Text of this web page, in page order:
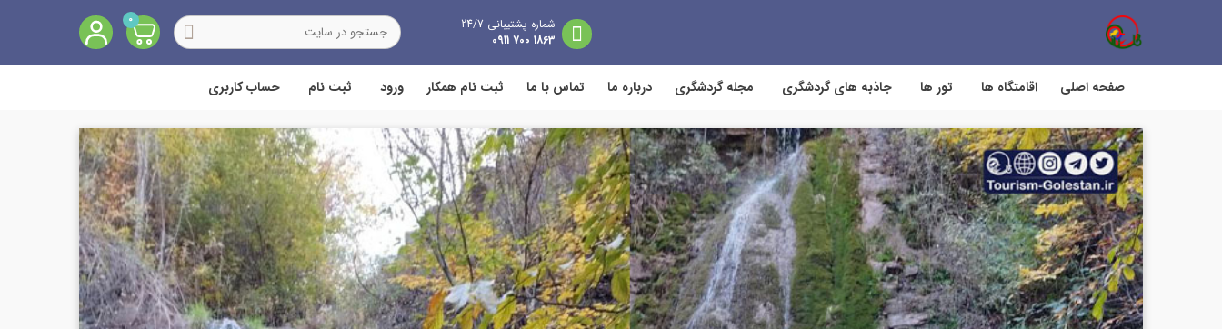
شماره پشتیبانی 24/7
1863 700 0911
0
صفحه اصلی اقامتگاه ها تور ها جاذبه های گردشگری مجله گردشگری درباره ما تماس با ما ثبت نام همکار ورود ثبت نام حساب کاربری